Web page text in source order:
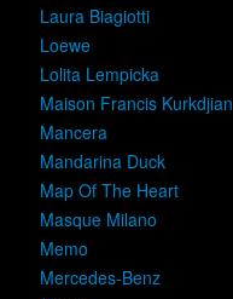
Laura Biagiotti
Loewe
Lolita Lempicka
Maison Francis Kurkdjian
Mancera
Mandarina Duck
Map Of The Heart
Masque Milano
Memo
Mercedes-Benz